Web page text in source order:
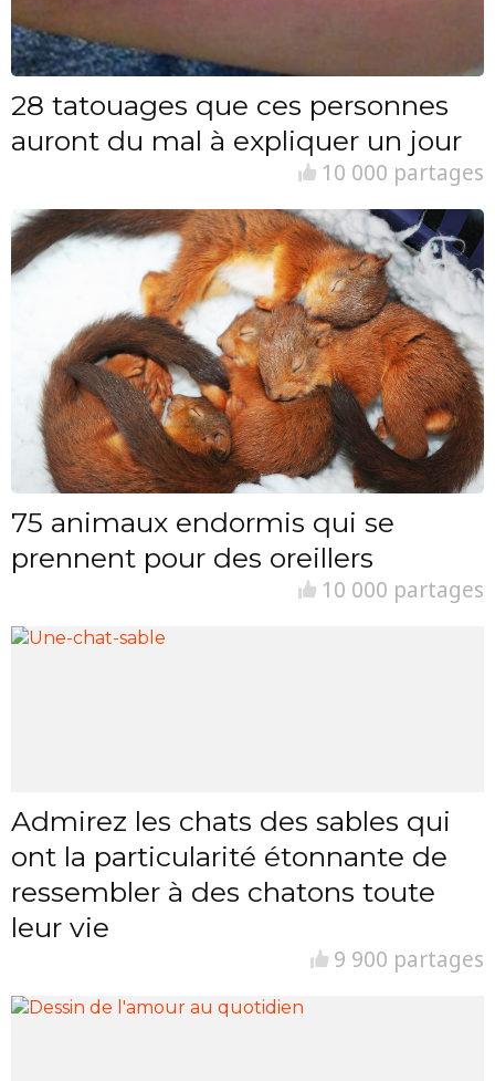
28 tatouages que ces personnes
auront du mal à expliquer un jour
10 000 partages
75 animaux endormis qui se
prennent pour des oreillers
10 000 partages
Admirez les chats des sables qui
ont la particularité étonnante de
ressembler à des chatons toute
leur vie
9 900 partages